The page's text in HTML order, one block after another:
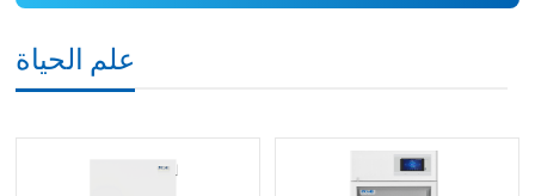
علم الحياة